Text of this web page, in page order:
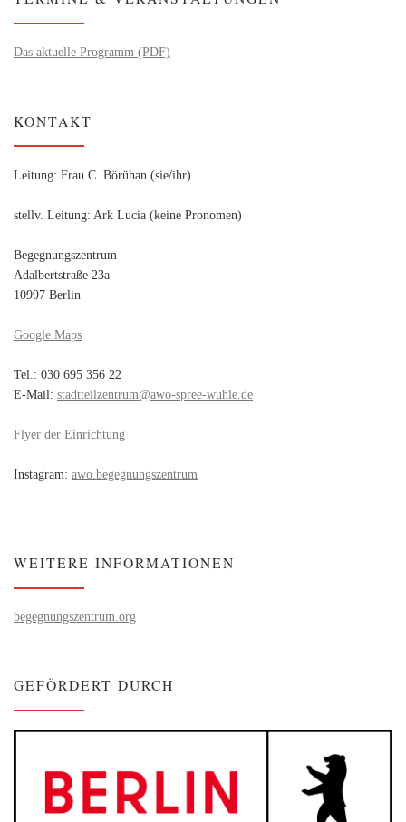
Das aktuelle Programm (PDF)
KONTAKT
Leitung: Frau C. Börühan (sie/ihr)
stellv. Leitung: Ark Lucia (keine Pronomen)
Begegnungszentrum
Adalbertstraße 23a
10997 Berlin
Google Maps
Tel.: 030 695 356 22
E-Mail: stadtteilzentrum@awo-spree-wuhle.de
Flyer der Einrichtung
Instagram: awo.begegnungszentrum
WEITERE INFORMATIONEN
begegnungszentrum.org
GEFÖRDERT DURCH